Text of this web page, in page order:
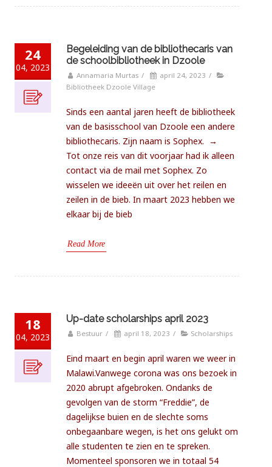
24
04, 2023
Begeleiding van de bibliothecaris van
de schoolbibliotheek in Dzoole
Annamaria Murtas / april 24, 2023 /
Bibliotheek Dzoole Village
Sinds een aantal jaren heeft de bibliotheek
van de basisschool van Dzoole een andere
bibliothecaris. Zijn naam is Sophex. →
Tot onze reis van dit voorjaar had ik alleen
contact via de mail met Sophex. Zo
wisselen we ideeën uit over het reilen en
zeilen in de bieb. In maart 2023 hebben we
elkaar bij de bieb
Read More
18
04, 2023
Up-date scholarships april 2023
Bestuur / april 18, 2023 / Scholarships
Eind maart en begin april waren we weer in
Malawi.Vanwege corona was ons bezoek in
2020 abrupt afgebroken. Ondanks de
gevolgen van de storm “Freddie”, de
dagelijkse buien en de slechte soms
onbegaanbare wegen, is het ons gelukt om
alle studenten te zien en te spreken.
Momenteel sponsoren we in totaal 54